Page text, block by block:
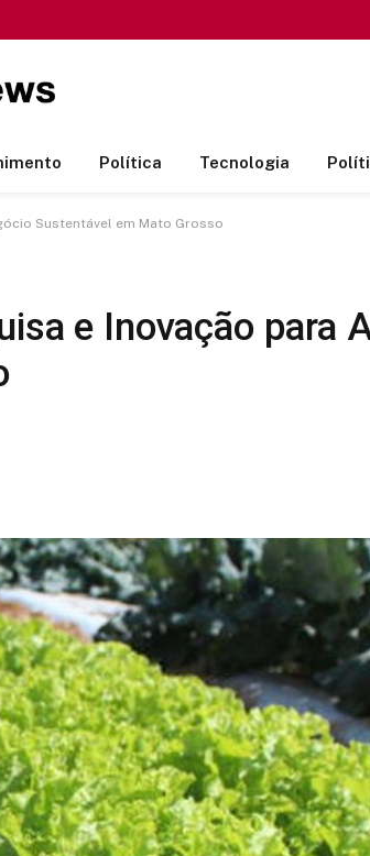
Política Tecnologia
Sustentável em Mato Grosso
e Inovação para